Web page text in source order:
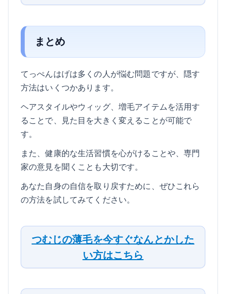
まとめ
てっぺんはげは多くの人が悩む問題ですが、隠す
方法はいくつかあります。
ヘアスタイルやウィッグ、増毛アイテムを活用す
ることで、見た目を大きく変えることが可能で
す。
また、健康的な生活習慣を心がけることや、専門
家の意見を聞くことも大切です。
あなた自身の自信を取り戻すために、ぜひこれら
の方法を試してみてください。
つむじの薄毛を今すぐなんとかした
い方はこちら